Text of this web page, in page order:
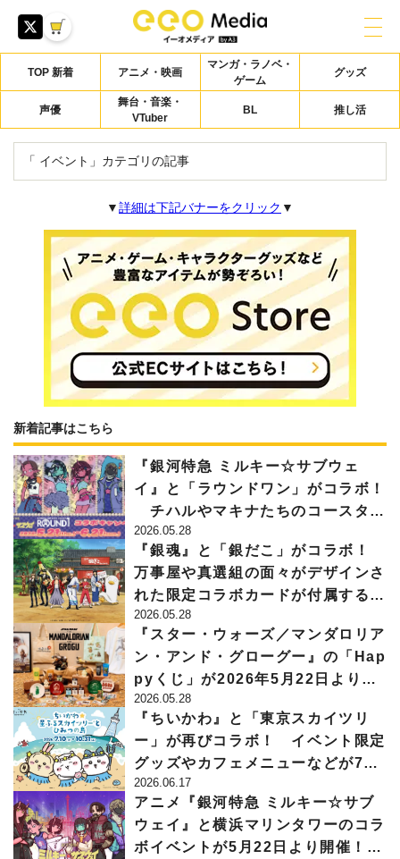
TOP 新着 アニメ・映画
マンガ・ラノベ・
ゲーム
グッズ
声優
舞台・音楽・
VTuber
BL 推し活
「 イベント」カテゴリの記事
▼詳細は下記バナーをクリック ▼
新着記事はこちら
『銀河特急 ミルキー☆サブウェ
イ』と「ラウンドワン」がコラボ！
チハルやマキナたちのコースター
がもらえるコラボメニューなどが5
月21日から登場
2026.05.28
『銀魂』と「銀だこ」がコラボ！
万事屋や真選組の面々がデザインさ
れた限定コラボカードが付属するた
こ焼などが5月28日から販売開始
2026.05.28
『スター・ウォーズ／マンダロリア
ン・アンド・グローグー』の「Hap
pyくじ」が2026年5月22日より発
売！ 映画公開初日にあわせてロー
ソンやオンラインなどで展開
2026.05.28
『ちいかわ』と「東京スカイツリ
ー」が再びコラボ！ イベント限定
グッズやカフェメニューなどが7月
10日から登場
2026.06.17
アニメ『銀河特急 ミルキー☆サブ
ウェイ』と横浜マリンタワーのコラ
ボイベントが5月22日より開催！